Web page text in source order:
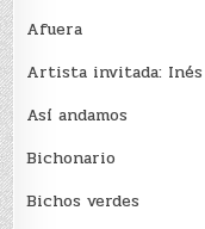
Afuera
Artista invitada:
Así andamos
Bichonario
Bichos verdes